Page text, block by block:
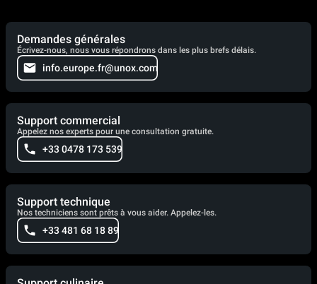
Demandes générales
Écrivez-nous, nous vous répondrons dans les plus brefs délais.
info.europe.fr@unox.com
Support commercial
Appelez nos experts pour une consultation gratuite.
+33 0478 173 539
Support technique
Nos techniciens sont prêts à vous aider. Appelez-les.
+33 481 68 18 89